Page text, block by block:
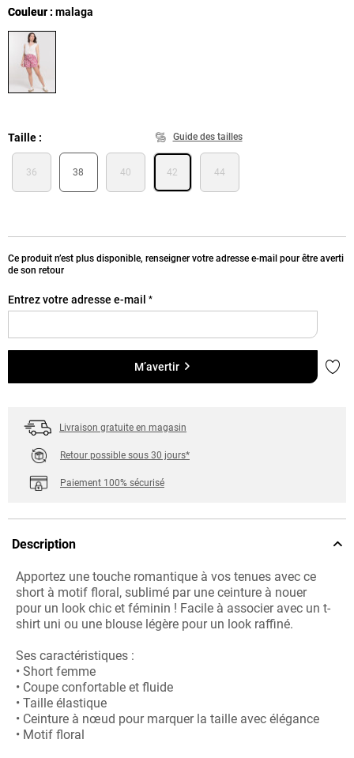
Couleur
Couleur : malaga
Taille Guide des tailles
36 38 40 42 44
Ce produit n’est plus disponible, renseigner votre adresse e-mail pour être averti
de son retour
Entrez votre adresse e-mail *
M’avertir
Livraison gratuite en magasin
Retour possible sous 30 jours*
Paiement 100% sécurisé
Description
Apportez une touche romantique à vos tenues avec ce
short à motif floral, sublimé par une ceinture à nouer
pour un look chic et féminin ! Facile à associer avec un t-
shirt uni ou une blouse légère pour un look raffiné.
Ses caractéristiques :
• Short femme
• Coupe confortable et fluide
• Taille élastique
• Ceinture à nœud pour marquer la taille avec élégance
• Motif floral